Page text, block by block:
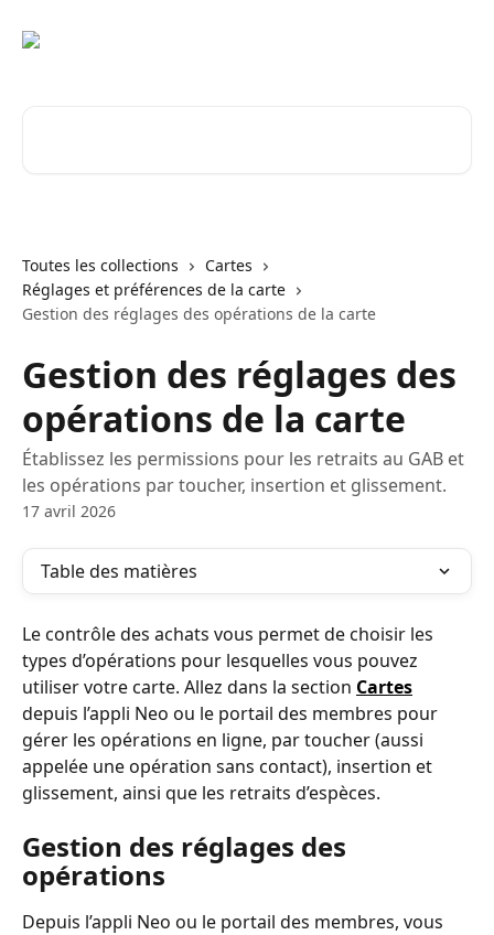
Toutes les collections
Cartes
Réglages et préférences de la carte
Gestion des réglages des opérations de la carte
Gestion des réglages des
opérations de la carte
Établissez les permissions pour les retraits au GAB et
les opérations par toucher, insertion et glissement.
17 avril 2026
Table des matières
Le contrôle des achats vous permet de choisir les
types d’opérations pour lesquelles vous pouvez
utiliser votre carte. Allez dans la section Cartes
depuis l’appli Neo ou le portail des membres pour
gérer les opérations en ligne, par toucher (aussi
appelée une opération sans contact), insertion et
glissement, ainsi que les retraits d’espèces.
Gestion des réglages des
opérations
Depuis l’appli Neo ou le portail des membres, vous